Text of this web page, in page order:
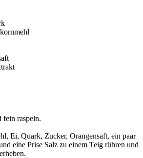
fein raspeln.
Ei, Quark, Zucker, Orangensaft, ein paar
eine Prise Salz zu einem Teig rühren und